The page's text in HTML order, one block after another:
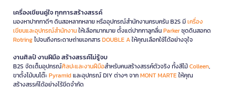
เครื่องเขียนคู่ใจ ทุกการสร้างสรรค์
มองหาปากกาดีๆ ดินสอหลากหลาย หรืออุปกรณ์สำนักงานครบครัน B2S มีเครื่อง
เขียนและอุปกรณ์สำนักงานให้เลือกมากมาย ตั้งแต่ปากกาลูกลื่นParkerชุดดินสอกด
Rotringไปจนถึงกระดาษถ่ายเอกสารDOUBLE Aให้คุณเลือกใช้ได้อย่างจุใจ
งานศิลป์ งานฝีมือ สร้างสรรค์ไม่รู้จบ
B2S จัดเต็มอุปกรณ์ศิลปะและงานฝีมือสำหรับคนสร้างสรรค์ตัวจริง ทั้งสีไม้Colleen,
ขาตั้งไม้บนโต๊ะPyramidและอุปกรณ์ DIY ต่างๆ จากMONT MARTEให้คุณ
สร้างสรรค์ได้อย่างไร้ขีดจำกัด